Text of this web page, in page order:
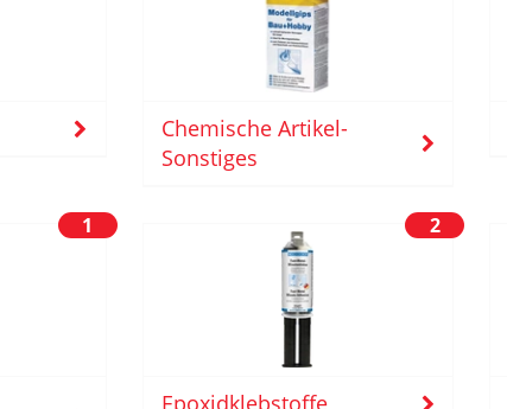
Chemische Artikel-
Sonstiges
1 2
Epoxidklebstoffe